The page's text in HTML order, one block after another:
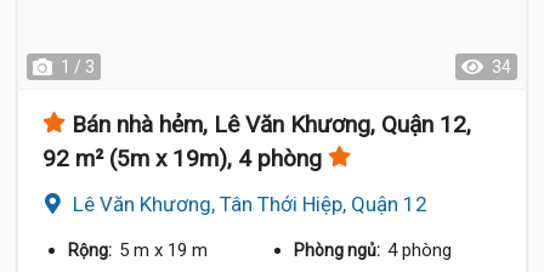
1 / 3 34
Bán nhà hẻm, Lê Văn Khương, Quận 12,
92 m² (5m x 19m), 4 phòng
Lê Văn Khương, Tân Thới Hiệp, Quận 12
Rộng: 5 m x 19 m Phòng ngủ: 4 phòng